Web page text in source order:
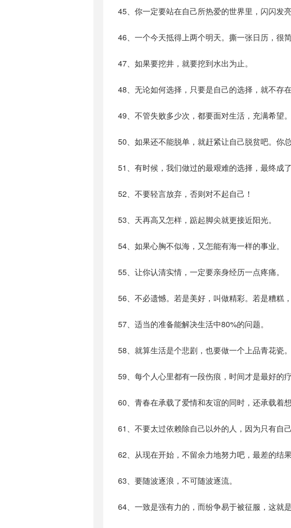
45、你一定要站在自己所热爱的世界里，闪闪发亮
46、一个今天抵得上两个明天。撕一张日历，很
47、如果要挖井，就要挖到水出为止。
48、无论如何选择，只要是自己的选择，就不存在
49、不管失败多少次，都要面对生活，充满希望。
50、如果还不能脱单，就赶紧让自己脱贫吧。你
51、有时候，我们做过的最艰难的选择，最终成
52、不要轻言放弃，否则对不起自己！
53、天再高又怎样，踮起脚尖就更接近阳光。
54、如果心胸不似海，又怎能有海一样的事业。
55、让你认清实情，一定要亲身经历一点疼痛。
56、不必遗憾。若是美好，叫做精彩。若是糟糕，
57、适当的准备能解决生活中80%的问题。
58、就算生活是个悲剧，也要做一个上品青花瓷。
59、每个人心里都有一段伤痕，时间才是最好的疗
60、青春在承载了爱情和友谊的同时，还承载着
61、不要太过依赖除自己以外的人，因为只有自己
62、从现在开始，不留余力地努力吧，最差的结
63、要随波逐浪，不可随波逐流。
64、一致是强有力的，而纷争易于被征服，这就